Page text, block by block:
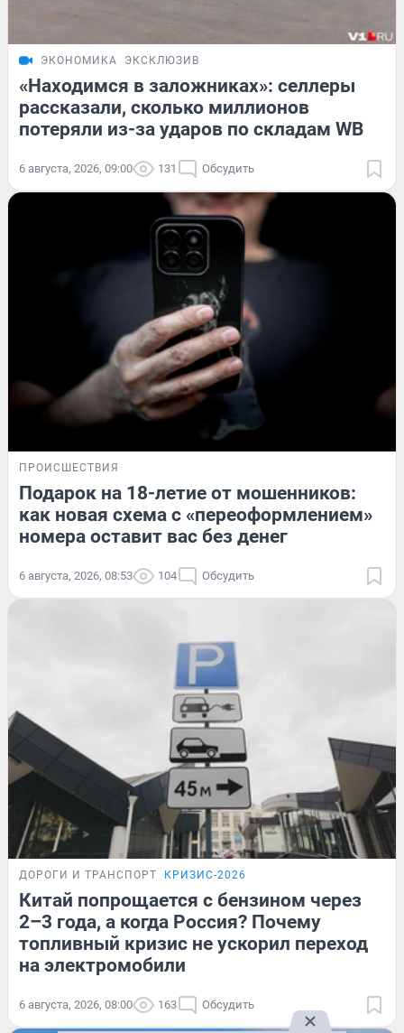
ЭКОНОМИКА ЭКСКЛЮЗИВ
«Находимся в заложниках»: селлеры
рассказали, сколько миллионов
потеряли из-за ударов по складам WB
6 августа, 2026, 09:00 131 Обсудить
ПРОИСШЕСТВИЯ
Подарок на 18-летие от мошенников:
как новая схема с «переоформлением»
номера оставит вас без денег
6 августа, 2026, 08:53 104 Обсудить
ДОРОГИ И ТРАНСПОРТ КРИЗИС-2026
Китай попрощается с бензином через
2–3 года, а когда Россия? Почему
топливный кризис не ускорил переход
на электромобили
6 августа, 2026, 08:00 163 Обсудить